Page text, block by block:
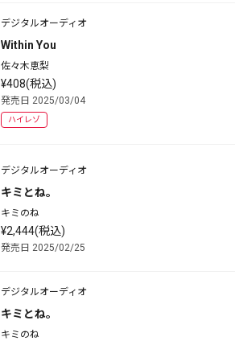
デジタルオーディオ
Within You
佐々木恵梨
¥408(税込)
発売日 2025/03/04
ハイレゾ
デジタルオーディオ
キミとね。
キミのね
¥2,444(税込)
発売日 2025/02/25
デジタルオーディオ
キミとね。
キミのね